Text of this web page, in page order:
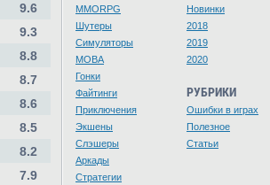
9.6
9.3
8.8
8.7
8.6
8.5
8.2
7.9
MMORPG
Шутеры
Симуляторы
MOBA
Гонки
Файтинги
Приключения
Экшены
Слэшеры
Аркады
Стратегии
Новинки
2018
2019
2020
РУБРИКИ
Ошибки в играх
Полезное
Статьи